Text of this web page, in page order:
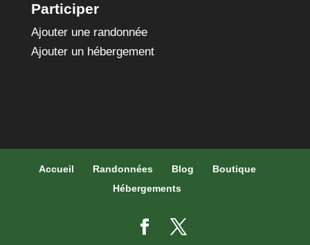
Participer
Ajouter une randonnée
Ajouter un hébergement
Accueil Randonnées Blog
Boutique
Hébergements